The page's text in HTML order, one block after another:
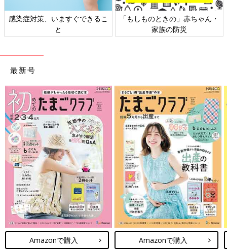
感染症対策、いますぐできるこ
と
「もしものときの」赤ちゃん・
家族の防災
最新号
Amazonで購入 Amazonで購入